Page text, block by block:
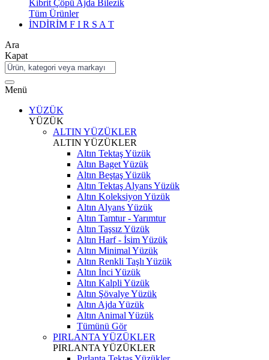
Kibrit Çöpü Ajda Bilezik
Tüm Ürünler
İNDİRİM F I R S A T
Ara
Kapat
Menü
YÜZÜK
YÜZÜK
ALTIN YÜZÜKLER
ALTIN YÜZÜKLER
Altın Tektaş Yüzük
Altın Baget Yüzük
Altın Beştaş Yüzük
Altın Tektaş Alyans Yüzük
Altın Koleksiyon Yüzük
Altın Alyans Yüzük
Altın Tamtur - Yarımtur
Altın Taşsız Yüzük
Altın Harf - İsim Yüzük
Altın Minimal Yüzük
Altın Renkli Taşlı Yüzük
Altın İnci Yüzük
Altın Kalpli Yüzük
Altın Şövalye Yüzük
Altın Ajda Yüzük
Altın Animal Yüzük
Tümünü Gör
PIRLANTA YÜZÜKLER
PIRLANTA YÜZÜKLER